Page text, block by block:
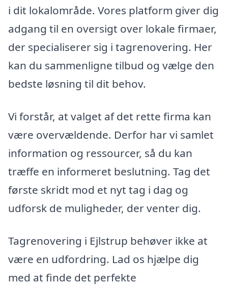
i dit lokalområde. Vores platform giver dig
adgang til en oversigt over lokale firmaer,
der specialiserer sig i tagrenovering. Her
kan du sammenligne tilbud og vælge den
bedste løsning til dit behov.
Vi forstår, at valget af det rette firma kan
være overvældende. Derfor har vi samlet
information og ressourcer, så du kan
træffe en informeret beslutning. Tag det
første skridt mod et nyt tag i dag og
udforsk de muligheder, der venter dig.
Tagrenovering i Ejlstrup behøver ikke at
være en udfordring. Lad os hjælpe dig
med at finde det perfekte